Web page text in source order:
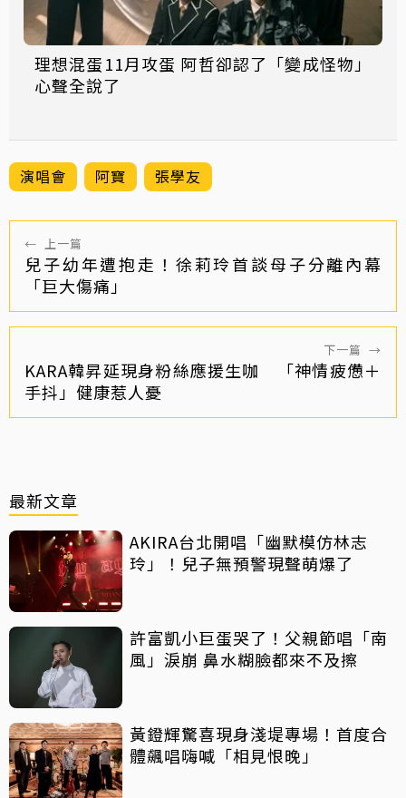
理想混蛋11月攻蛋 阿哲卻認了「變成怪物」
心聲全說了
演唱會 阿寶 張學友
← 上一篇
兒子幼年遭抱走！徐莉玲首談母子分離內幕
「巨大傷痛」
下一篇 →
KARA韓昇延現身粉絲應援生咖 「神情疲憊＋
手抖」健康惹人憂
最新文章
AKIRA台北開唱「幽默模仿林志
玲」！兒子無預警現聲萌爆了
許富凱小巨蛋哭了！父親節唱「南
風」淚崩 鼻水糊臉都來不及擦
黃鐙輝驚喜現身淺堤專場！首度合
體飆唱嗨喊「相見恨晚」